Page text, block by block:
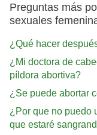
Preguntas más
sexuales
¿Qué hacer
¿Mi doctora de
píldora abortiva?
¿Se puede abortar
¿Por que no puedo
que estaré